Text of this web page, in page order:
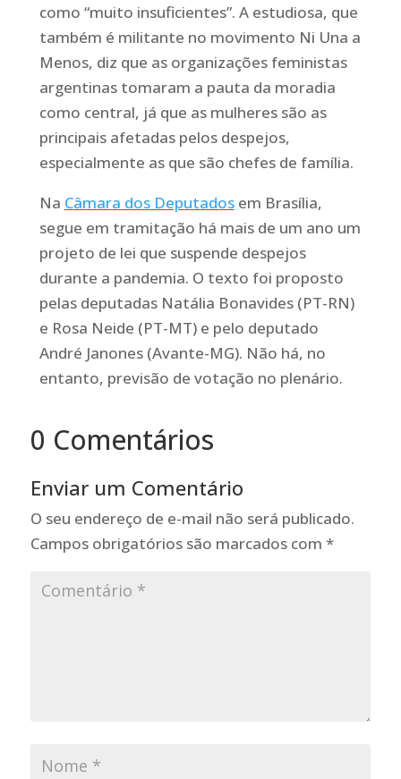
como “muito insuficientes”. A estudiosa, que
também é militante no movimento Ni Una a
Menos, diz que as organizações feministas
argentinas tomaram a pauta da moradia
como central, já que as mulheres são as
principais afetadas pelos despejos,
especialmente as que são chefes de família.
Na Câmara dos Deputadosem Brasília,
segue em tramitação há mais de um ano um
projeto de lei que suspende despejos
durante a pandemia. O texto foi proposto
pelas deputadas Natália Bonavides (PT-RN)
e Rosa Neide (PT-MT) e pelo deputado
André Janones (Avante-MG). Não há, no
entanto, previsão de votação no plenário.
0 Comentários
Enviar um Comentário
O seu endereço de e-mail não será publicado.
Campos obrigatórios são marcados com *